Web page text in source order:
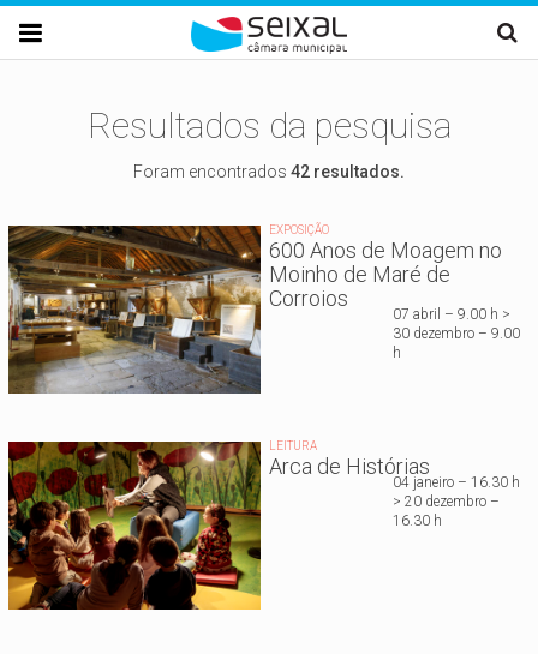
Passar para o conteúdo principal

Resultados da pesquisa
Foram encontrados 42 resultados.
EXPOSIÇÃO
600 Anos de Moagem no
Moinho de Maré de
Corroios
07 abril – 9.00 h >
30 dezembro – 9.00
h
LEITURA
Arca de Histórias
04 janeiro – 16.30 h
> 20 dezembro –
16.30 h